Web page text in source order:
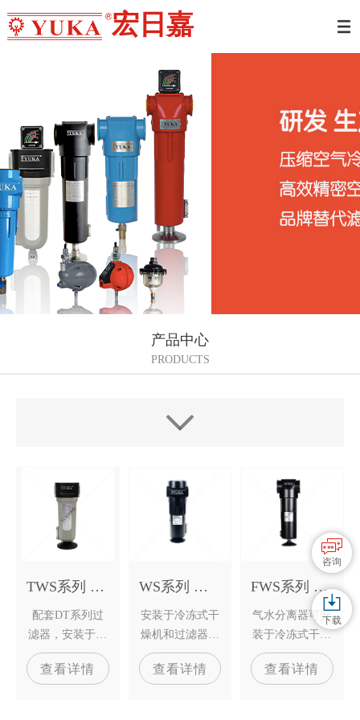
宏日嘉
产品中心
PRODUCTS
咨询
下载
TWS系列 高效旋风式气水分离器
配套DT系列过
滤器，安装于冷
冻式干燥机和过
滤器前端，保护
查看详情
WS系列 高效旋风式气水分离器
安装于冷冻式干
燥机和过滤器前
端，保护设备免
受液体的污染
查看详情
FWS系列 高效旋风式气水分离器
气水分离器可安
装于冷冻式干燥
机和精密过滤器
前端
查看详情